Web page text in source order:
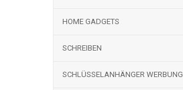
HOME GADGETS
SCHREIBEN
SCHLÜSSELANHÄNGER WERBUNG